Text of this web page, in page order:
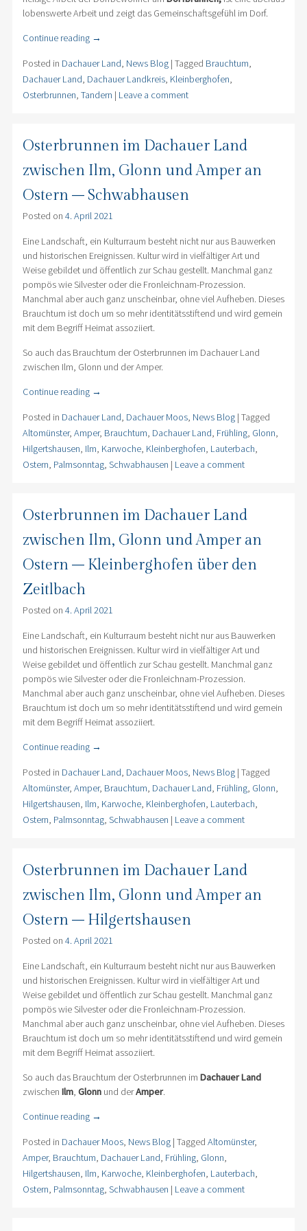
lobenswerte Arbeit und zeigt das Gemeinschaftsgefühl im Dorf.
Continue reading →
Posted in Dachauer Land, News Blog | Tagged Brauchtum,
Dachauer Land, Dachauer Landkreis, Kleinberghofen,
Osterbrunnen, Tandern | Leave a comment
Osterbrunnen im Dachauer Land
zwischen Ilm, Glonn und Amper an
Ostern – Schwabhausen
Posted on 4. April 2021
Eine Landschaft, ein Kulturraum besteht nicht nur aus Bauwerken
und historischen Ereignissen. Kultur wird in vielfältiger Art und
Weise gebildet und öffentlich zur Schau gestellt. Manchmal ganz
pompös wie Silvester oder die Fronleichnam-Prozession.
Manchmal aber auch ganz unscheinbar, ohne viel Aufheben. Dieses
Brauchtum ist doch um so mehr identitätsstiftend und wird gemein
mit dem Begriff Heimat assoziiert.
So auch das Brauchtum der Osterbrunnen im Dachauer Land
zwischen Ilm, Glonn und der Amper.
Continue reading →
Posted in Dachauer Land, Dachauer Moos, News Blog | Tagged
Altomünster, Amper, Brauchtum, Dachauer Land, Frühling, Glonn,
Hilgertshausen, Ilm, Karwoche, Kleinberghofen, Lauterbach,
Ostern, Palmsonntag, Schwabhausen | Leave a comment
Osterbrunnen im Dachauer Land
zwischen Ilm, Glonn und Amper an
Ostern – Kleinberghofen über den
Zeitlbach
Posted on 4. April 2021
Eine Landschaft, ein Kulturraum besteht nicht nur aus Bauwerken
und historischen Ereignissen. Kultur wird in vielfältiger Art und
Weise gebildet und öffentlich zur Schau gestellt. Manchmal ganz
pompös wie Silvester oder die Fronleichnam-Prozession.
Manchmal aber auch ganz unscheinbar, ohne viel Aufheben. Dieses
Brauchtum ist doch um so mehr identitätsstiftend und wird gemein
mit dem Begriff Heimat assoziiert.
Continue reading →
Posted in Dachauer Land, Dachauer Moos, News Blog | Tagged
Altomünster, Amper, Brauchtum, Dachauer Land, Frühling, Glonn,
Hilgertshausen, Ilm, Karwoche, Kleinberghofen, Lauterbach,
Ostern, Palmsonntag, Schwabhausen | Leave a comment
Osterbrunnen im Dachauer Land
zwischen Ilm, Glonn und Amper an
Ostern – Hilgertshausen
Posted on 4. April 2021
Eine Landschaft, ein Kulturraum besteht nicht nur aus Bauwerken
und historischen Ereignissen. Kultur wird in vielfältiger Art und
Weise gebildet und öffentlich zur Schau gestellt. Manchmal ganz
pompös wie Silvester oder die Fronleichnam-Prozession.
Manchmal aber auch ganz unscheinbar, ohne viel Aufheben. Dieses
Brauchtum ist doch um so mehr identitätsstiftend und wird gemein
mit dem Begriff Heimat assoziiert.
So auch das Brauchtum der Osterbrunnen im Dachauer Land
zwischen Ilm, Glonnund derAmper.
Continue reading →
Posted in Dachauer Moos, News Blog | Tagged Altomünster,
Amper, Brauchtum, Dachauer Land, Frühling, Glonn,
Hilgertshausen, Ilm, Karwoche, Kleinberghofen, Lauterbach,
Ostern, Palmsonntag, Schwabhausen | Leave a comment